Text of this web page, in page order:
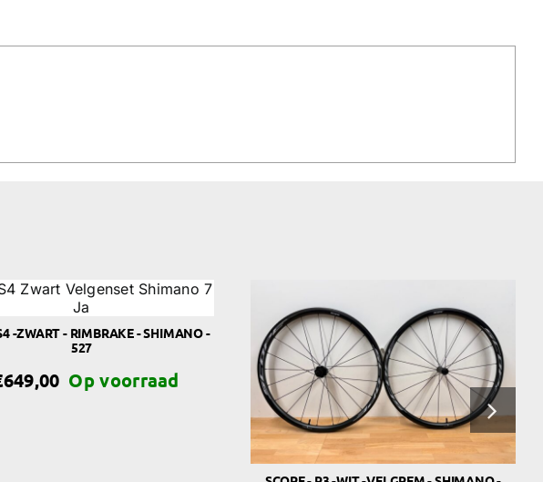
-ZWART - RIMBRAKE - SHIMANO -
527
649,00